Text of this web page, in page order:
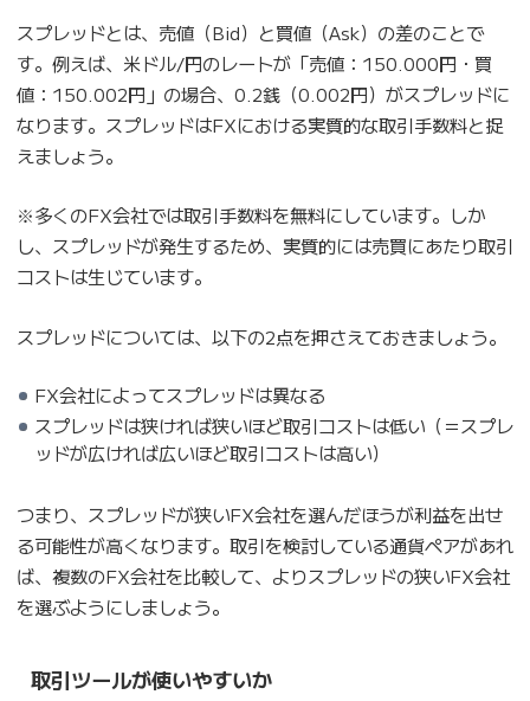
スプレッドとは、売値（Bid）と買値（Ask）の差のことで
す。例えば、米ドル/円のレートが「売値：150.000円・買
値：150.002円」の場合、0.2銭（0.002円）がスプレッドに
なります。スプレッドはFXにおける実質的な取引手数料と捉
えましょう。
※多くのFX会社では取引手数料を無料にしています。しか
し、スプレッドが発生するため、実質的には売買にあたり取引
コストは生じています。
スプレッドについては、以下の2点を押さえておきましょう。
FX会社によってスプレッドは異なる
スプレッドは狭ければ狭いほど取引コストは低い（＝スプレ
ッドが広ければ広いほど取引コストは高い）
つまり、スプレッドが狭いFX会社を選んだほうが利益を出せ
る可能性が高くなります。取引を検討している通貨ペアがあれ
ば、複数のFX会社を比較して、よりスプレッドの狭いFX会社
を選ぶようにしましょう。
取引ツールが使いやすいか